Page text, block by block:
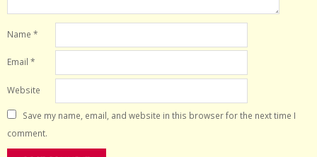
Name *
Email *
Website
Save my name, email, and website in this browser for the next time I
comment.